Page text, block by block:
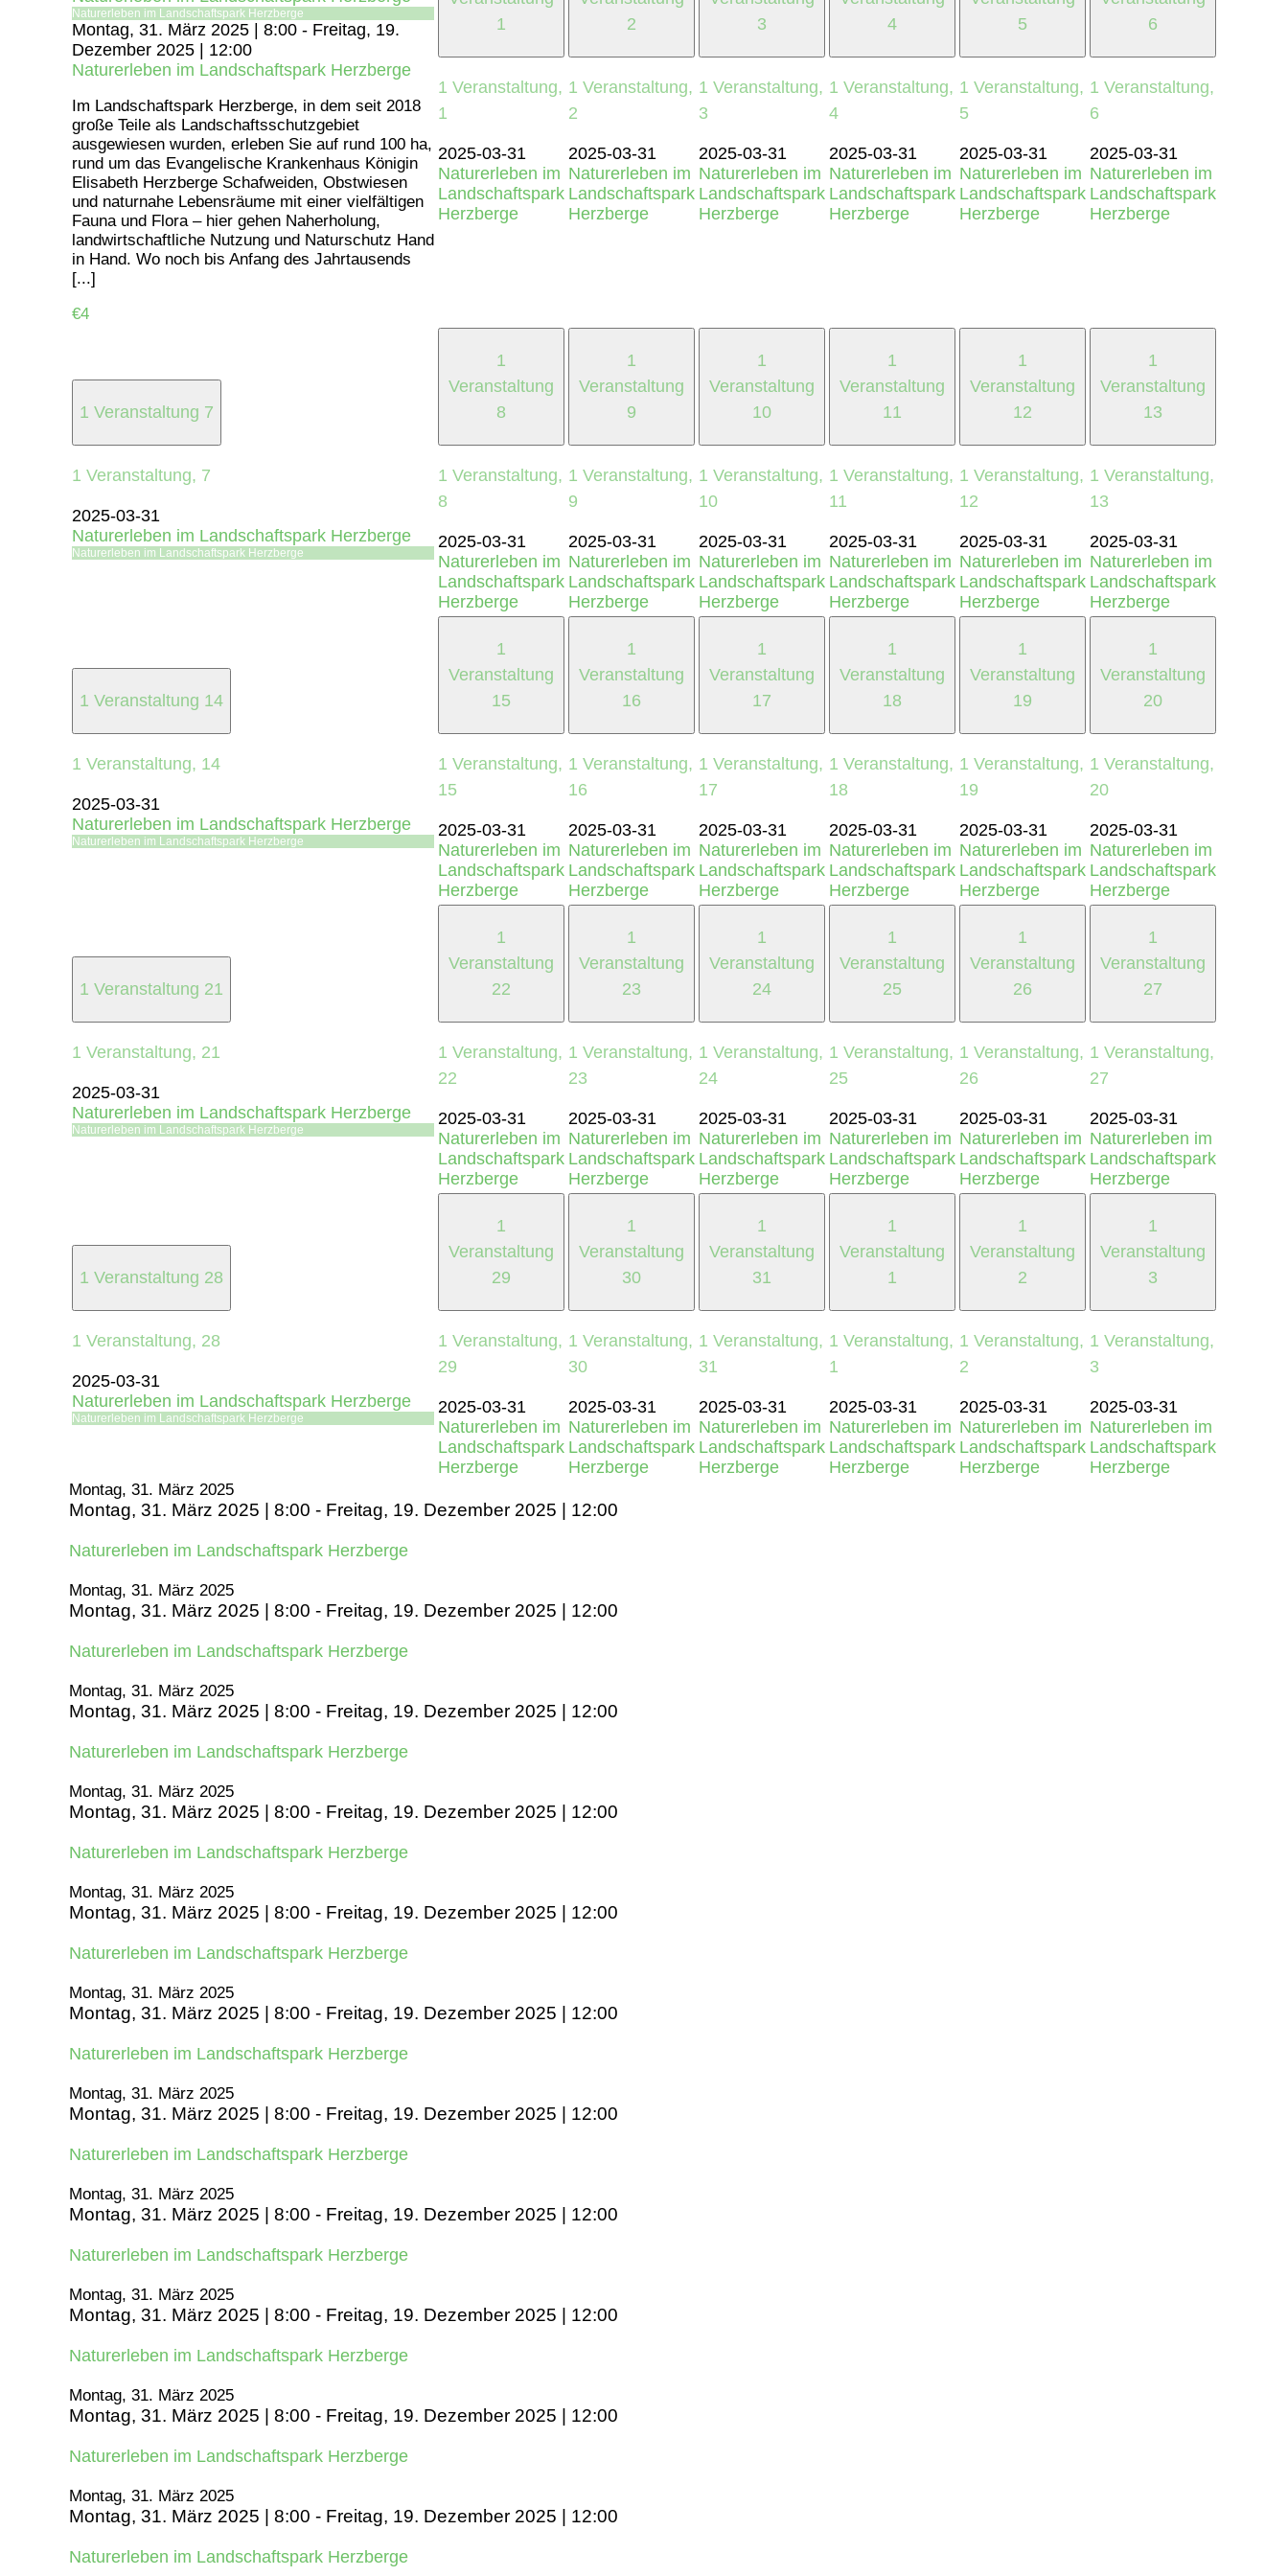
Naturerleben im Landschaftspark Herzberge
Montag, 31. März 2025 | 8:00 - Freitag, 19.
Dezember 2025 | 12:00
Naturerleben im Landschaftspark Herzberge
Im Landschaftspark Herzberge, in dem seit 2018
große Teile als Landschaftsschutzgebiet
ausgewiesen wurden, erleben Sie auf rund 100 ha,
rund um das Evangelische Krankenhaus Königin
Elisabeth Herzberge Schafweiden, Obstwiesen
und naturnahe Lebensräume mit einer vielfältigen
Fauna und Flora – hier gehen Naherholung,
landwirtschaftliche Nutzung und Naturschutz Hand
in Hand. Wo noch bis Anfang des Jahrtausends
[...]
€4
1
1 Veranstaltung,
1
2025-03-31
Naturerleben im
Landschaftspark
Herzberge
2
1 Veranstaltung,
2
2025-03-31
Naturerleben im
Landschaftspark
Herzberge
3
1 Veranstaltung,
3
2025-03-31
Naturerleben im
Landschaftspark
Herzberge
4
1 Veranstaltung,
4
2025-03-31
Naturerleben im
Landschaftspark
Herzberge
5
1 Veranstaltung,
5
2025-03-31
Naturerleben im
Landschaftspark
Herzberge
6
1 Veranstaltung,
6
2025-03-31
Naturerleben im
Landschaftspark
Herzberge
1 Veranstaltung 7
1 Veranstaltung, 7
2025-03-31
Naturerleben im Landschaftspark Herzberge
Naturerleben im Landschaftspark Herzberge
1
Veranstaltung
8
1 Veranstaltung,
8
2025-03-31
Naturerleben im
Landschaftspark
Herzberge
1
Veranstaltung
9
1 Veranstaltung,
9
2025-03-31
Naturerleben im
Landschaftspark
Herzberge
1
Veranstaltung
10
1 Veranstaltung,
10
2025-03-31
Naturerleben im
Landschaftspark
Herzberge
1
Veranstaltung
11
1 Veranstaltung,
11
2025-03-31
Naturerleben im
Landschaftspark
Herzberge
1
Veranstaltung
12
1 Veranstaltung,
12
2025-03-31
Naturerleben im
Landschaftspark
Herzberge
1
Veranstaltung
13
1 Veranstaltung,
13
2025-03-31
Naturerleben im
Landschaftspark
Herzberge
1 Veranstaltung 14
1 Veranstaltung, 14
2025-03-31
Naturerleben im Landschaftspark Herzberge
Naturerleben im Landschaftspark Herzberge
1
Veranstaltung
15
1 Veranstaltung,
15
2025-03-31
Naturerleben im
Landschaftspark
Herzberge
1
Veranstaltung
16
1 Veranstaltung,
16
2025-03-31
Naturerleben im
Landschaftspark
Herzberge
1
Veranstaltung
17
1 Veranstaltung,
17
2025-03-31
Naturerleben im
Landschaftspark
Herzberge
1
Veranstaltung
18
1 Veranstaltung,
18
2025-03-31
Naturerleben im
Landschaftspark
Herzberge
1
Veranstaltung
19
1 Veranstaltung,
19
2025-03-31
Naturerleben im
Landschaftspark
Herzberge
1
Veranstaltung
20
1 Veranstaltung,
20
2025-03-31
Naturerleben im
Landschaftspark
Herzberge
1 Veranstaltung 21
1 Veranstaltung, 21
2025-03-31
Naturerleben im Landschaftspark Herzberge
Naturerleben im Landschaftspark Herzberge
1
Veranstaltung
22
1 Veranstaltung,
22
2025-03-31
Naturerleben im
Landschaftspark
Herzberge
1
Veranstaltung
23
1 Veranstaltung,
23
2025-03-31
Naturerleben im
Landschaftspark
Herzberge
1
Veranstaltung
24
1 Veranstaltung,
24
2025-03-31
Naturerleben im
Landschaftspark
Herzberge
1
Veranstaltung
25
1 Veranstaltung,
25
2025-03-31
Naturerleben im
Landschaftspark
Herzberge
1
Veranstaltung
26
1 Veranstaltung,
26
2025-03-31
Naturerleben im
Landschaftspark
Herzberge
1
Veranstaltung
27
1 Veranstaltung,
27
2025-03-31
Naturerleben im
Landschaftspark
Herzberge
1 Veranstaltung 28
1 Veranstaltung, 28
2025-03-31
Naturerleben im Landschaftspark Herzberge
Naturerleben im Landschaftspark Herzberge
1
Veranstaltung
29
1 Veranstaltung,
29
2025-03-31
Naturerleben im
Landschaftspark
Herzberge
1
Veranstaltung
30
1 Veranstaltung,
30
2025-03-31
Naturerleben im
Landschaftspark
Herzberge
1
Veranstaltung
31
1 Veranstaltung,
31
2025-03-31
Naturerleben im
Landschaftspark
Herzberge
1
Veranstaltung
1
1 Veranstaltung,
1
2025-03-31
Naturerleben im
Landschaftspark
Herzberge
1
Veranstaltung
2
1 Veranstaltung,
2
2025-03-31
Naturerleben im
Landschaftspark
Herzberge
1
Veranstaltung
3
1 Veranstaltung,
3
2025-03-31
Naturerleben im
Landschaftspark
Herzberge
Montag, 31. März 2025
Montag, 31. März 2025 | 8:00 - Freitag, 19. Dezember 2025 | 12:00
Naturerleben im Landschaftspark Herzberge
Montag, 31. März 2025
Montag, 31. März 2025 | 8:00 - Freitag, 19. Dezember 2025 | 12:00
Naturerleben im Landschaftspark Herzberge
Montag, 31. März 2025
Montag, 31. März 2025 | 8:00 - Freitag, 19. Dezember 2025 | 12:00
Naturerleben im Landschaftspark Herzberge
Montag, 31. März 2025
Montag, 31. März 2025 | 8:00 - Freitag, 19. Dezember 2025 | 12:00
Naturerleben im Landschaftspark Herzberge
Montag, 31. März 2025
Montag, 31. März 2025 | 8:00 - Freitag, 19. Dezember 2025 | 12:00
Naturerleben im Landschaftspark Herzberge
Montag, 31. März 2025
Montag, 31. März 2025 | 8:00 - Freitag, 19. Dezember 2025 | 12:00
Naturerleben im Landschaftspark Herzberge
Montag, 31. März 2025
Montag, 31. März 2025 | 8:00 - Freitag, 19. Dezember 2025 | 12:00
Naturerleben im Landschaftspark Herzberge
Montag, 31. März 2025
Montag, 31. März 2025 | 8:00 - Freitag, 19. Dezember 2025 | 12:00
Naturerleben im Landschaftspark Herzberge
Montag, 31. März 2025
Montag, 31. März 2025 | 8:00 - Freitag, 19. Dezember 2025 | 12:00
Naturerleben im Landschaftspark Herzberge
Montag, 31. März 2025
Montag, 31. März 2025 | 8:00 - Freitag, 19. Dezember 2025 | 12:00
Naturerleben im Landschaftspark Herzberge
Montag, 31. März 2025
Montag, 31. März 2025 | 8:00 - Freitag, 19. Dezember 2025 | 12:00
Naturerleben im Landschaftspark Herzberge